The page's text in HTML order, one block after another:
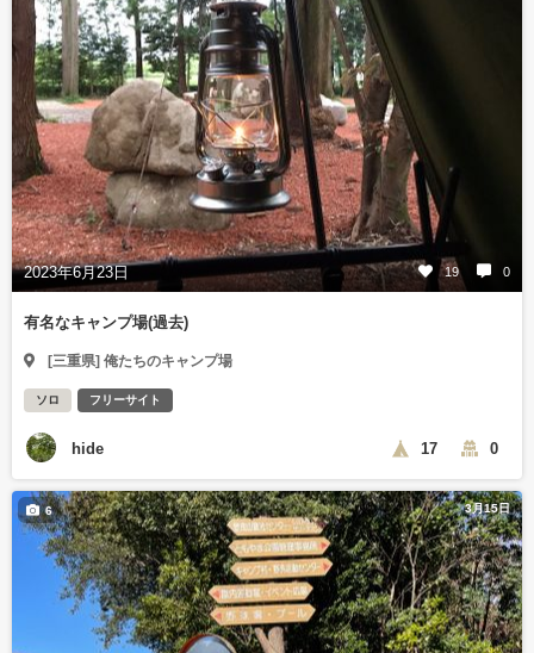
2023年6月23日 19 0
有名なキャンプ場(過去)
[三重県] 俺たちのキャンプ場
ソロ フリーサイト
hide 17 0
3月15日
6